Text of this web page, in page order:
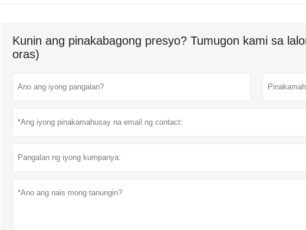
Kunin ang pinakabagong presyo? Tumugon kami sa
oras)